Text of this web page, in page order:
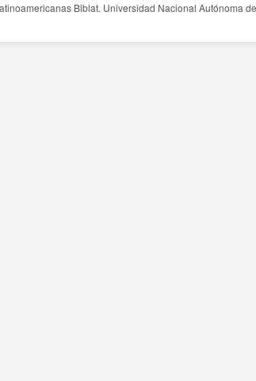
Biblat. Universidad Nacional Autónoma